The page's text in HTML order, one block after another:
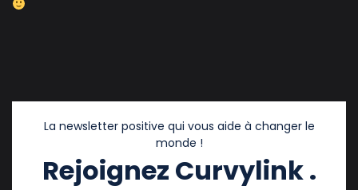
La newsletter positive qui vous aide à changer le
monde !
Rejoignez Curvylink .